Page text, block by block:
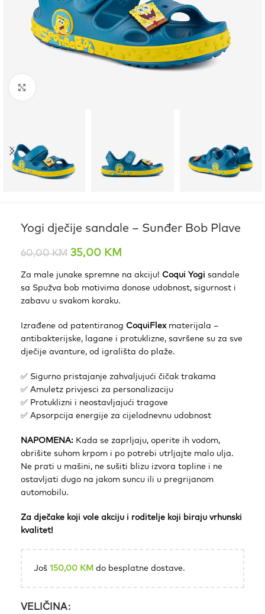
Yogi dječije sandale – Sunđer Bob Plave
60,00KM 35,00 KM
Za male junake spremne na akciju! Coqui Yogi sandale
sa Spužva bob motivima donose udobnost, sigurnost i
zabavu u svakom koraku.
Izrađene od patentiranog CoquiFlexmaterijala –
antibakterijske, lagane i protuklizne, savršene su za sve
dječije avanture, od igrališta do plaže.
✅ Sigurno pristajanje zahvaljujući čičak trakama
✅ Amuletz privjesci za personalizaciju
✅ Protuklizni i neostavljajući tragove
✅ Apsorpcija energije za cijelodnevnu udobnost
NAPOMENA: Kada se zaprljaju, operite ih vodom,
obrišite suhom krpom i po potrebi utrljajte malo ulja.
Ne prati u mašini, ne sušiti blizu izvora topline i ne
ostavljati dugo na jakom suncu ili u pregrijanom
automobilu.
Za dječake koji vole akciju i roditelje koji biraju vrhunski
kvalitet!
Još 150,00 KM do besplatne dostave.
VELIČINA